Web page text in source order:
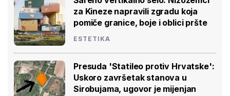
za Kineze napravili zgradu koja
pomiče granice, boje i oblici pršte
ESTETIKA
Presuda 'Statileo protiv Hrvatske':
Uskoro završetak stanova u
Sirobujama, ugovor je mijenjan